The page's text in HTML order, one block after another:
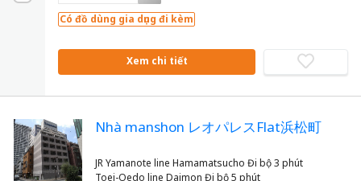
Có đồ dùng gia dụng đi kèm
Xem chi tiết
Nhà manshon レオパレスFlat浜松町
JR Yamanote line Hamamatsucho Đi bộ 3 phút